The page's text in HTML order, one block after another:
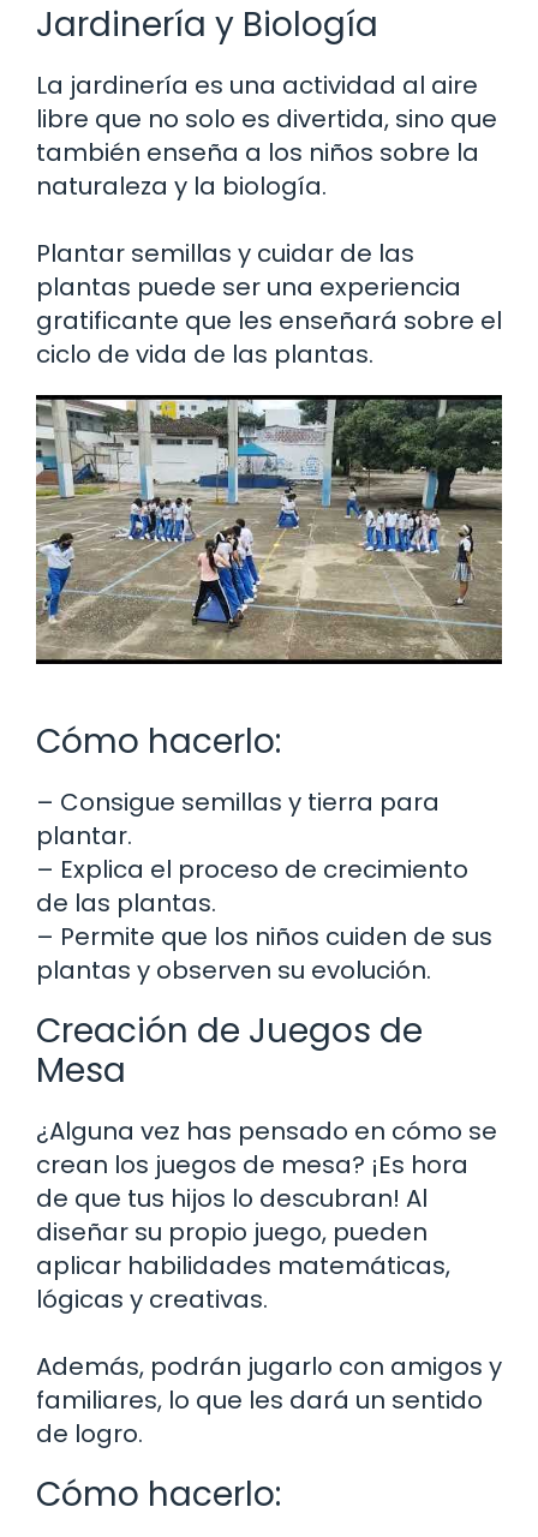
Jardinería y Biología
La jardinería es una actividad al aire
libre que no solo es divertida, sino que
también enseña a los niños sobre la
naturaleza y la biología.
Plantar semillas y cuidar de las
plantas puede ser una experiencia
gratificante que les enseñará sobre el
ciclo de vida de las plantas.
Cómo hacerlo:
– Consigue semillas y tierra para
plantar.
– Explica el proceso de crecimiento
de las plantas.
– Permite que los niños cuiden de sus
plantas y observen su evolución.
Creación de Juegos de
Mesa
¿Alguna vez has pensado en cómo se
crean los juegos de mesa? ¡Es hora
de que tus hijos lo descubran! Al
diseñar su propio juego, pueden
aplicar habilidades matemáticas,
lógicas y creativas.
Además, podrán jugarlo con amigos y
familiares, lo que les dará un sentido
de logro.
Cómo hacerlo: